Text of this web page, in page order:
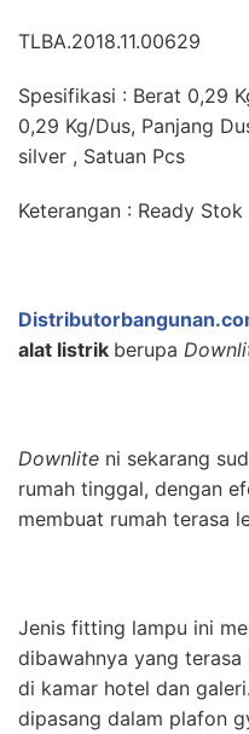
TLBA.2018.11.00629
Spesifikasi : Berat 0,29
0,29 Kg/Dus, Panjang
silver , Satuan Pcs
Keterangan : Ready Stok
alat listrik berupa
Downlite ni sekarang
rumah tinggal, dengan
membuat rumah terasa
Jenis fitting lampu ini
dibawahnya yang
di kamar hotel dan
dipasang dalam plafon